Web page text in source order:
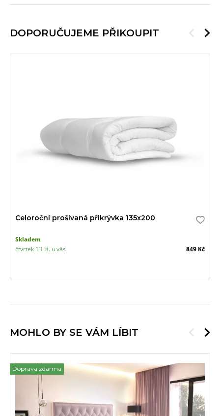
DOPORUČUJEME PŘIKOUPIT
Celoroční prošívaná přikrývka 135x200
Skladem
čtvrtek 13. 8. u vás
849 Kč
MOHLO BY SE VÁM LÍBIT
Doprava zdarma